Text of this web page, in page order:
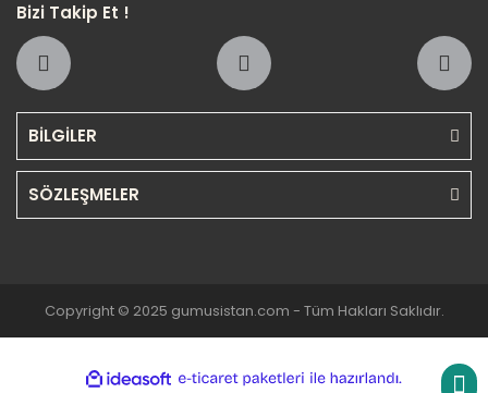
BİLGİLER
SÖZLEŞMELER
Bizi Takip Et !
Copyright © 2025 gumusistan.com - Tüm Hakları Saklıdır.
ideasoft
e-